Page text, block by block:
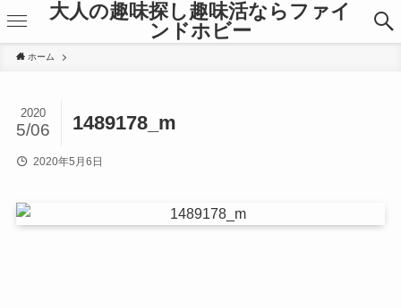
大人の趣味探し趣味活ならファイ
ンドホビー
ホーム
1489178_m
2020
5/06
2020年5月6日